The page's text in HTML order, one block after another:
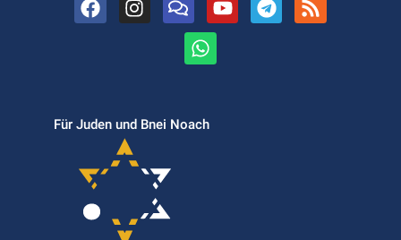
Für Juden und Bnei Noach